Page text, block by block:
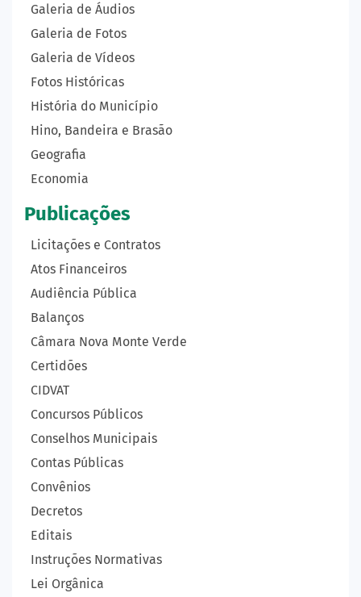
Galeria de Áudios
Galeria de Fotos
Galeria de Vídeos
Fotos Históricas
História do Município
Hino, Bandeira e Brasão
Geografia
Economia
Publicações
Licitações e Contratos
Atos Financeiros
Audiência Pública
Balanços
Câmara Nova Monte Verde
Certidões
CIDVAT
Concursos Públicos
Conselhos Municipais
Contas Públicas
Convênios
Decretos
Editais
Instruções Normativas
Lei Orgânica